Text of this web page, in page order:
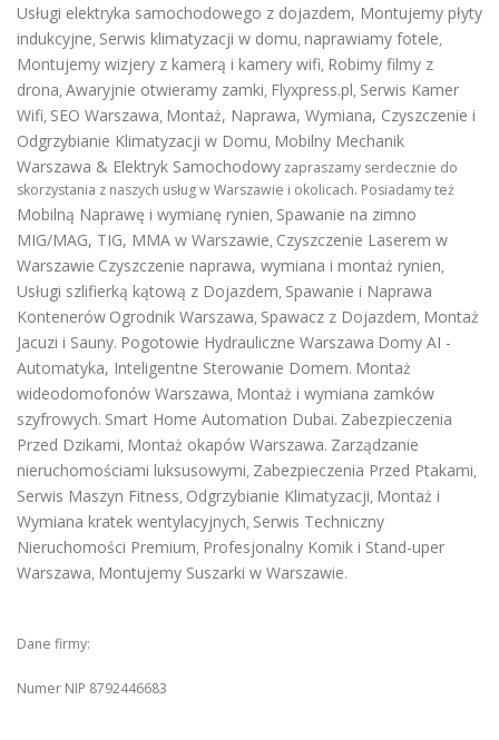
Usługi elektryka samochodowego z dojazdem, Montujemy płyty
indukcyjne, Serwis klimatyzacji w domu, naprawiamy fotele,
Montujemy wizjery z kamerą i kamery wifi, Robimy filmy z
drona, Awaryjnie otwieramy zamki, Flyxpress.pl, Serwis Kamer
Wifi, SEO Warszawa, Montaż, Naprawa, Wymiana, Czyszczenie i
Odgrzybianie Klimatyzacji w Domu, Mobilny Mechanik
Warszawa & Elektryk Samochodowy zapraszamy serdecznie do
skorzystania z naszych usług w Warszawie i okolicach. Posiadamy też
Mobilną Naprawę i wymianę rynien, Spawanie na zimno
MIG/MAG, TIG, MMA w Warszawie, Czyszczenie Laserem w
Warszawie Czyszczenie naprawa, wymiana i montaż rynien,
Usługi szlifierką kątową z Dojazdem, Spawanie i Naprawa
Kontenerów Ogrodnik Warszawa, Spawacz z Dojazdem, Montaż
Jacuzi i Sauny. Pogotowie Hydrauliczne Warszawa Domy AI -
Automatyka, Inteligentne Sterowanie Domem. Montaż
wideodomofonów Warszawa, Montaż i wymiana zamków
szyfrowych. Smart Home Automation Dubai. Zabezpieczenia
Przed Dzikami, Montaż okapów Warszawa. Zarządzanie
nieruchomościami luksusowymi, Zabezpieczenia Przed Ptakami,
Serwis Maszyn Fitness, Odgrzybianie Klimatyzacji, Montaż i
Wymiana kratek wentylacyjnych, Serwis Techniczny
Nieruchomości Premium, Profesjonalny Komik i Stand-uper
Warszawa, Montujemy Suszarki w Warszawie.
Dane firmy:
Numer NIP 8792446683